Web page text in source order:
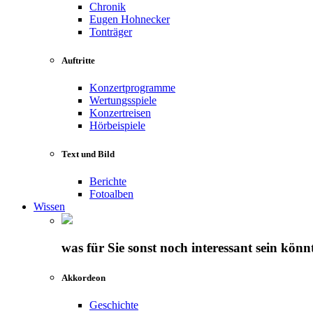
Chronik
Eugen Hohnecker
Tonträger
Auftritte
Konzertprogramme
Wertungsspiele
Konzertreisen
Hörbeispiele
Text und Bild
Berichte
Fotoalben
Wissen
was für Sie sonst noch interessant sein
Akkordeon
Geschichte